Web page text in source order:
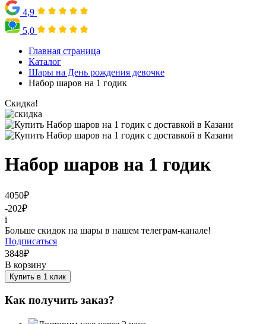
4,9
5,0
Главная страница
Каталог
Шары на День рождения девочке
Набор шаров на 1 годик
Скидка!
Набор шаров на 1 годик
4050₽
-202₽
i
Больше скидок на шары в нашем телеграм-канале!
Подписаться
3848₽
В корзину
Купить в 1 клик
Как получить заказ?